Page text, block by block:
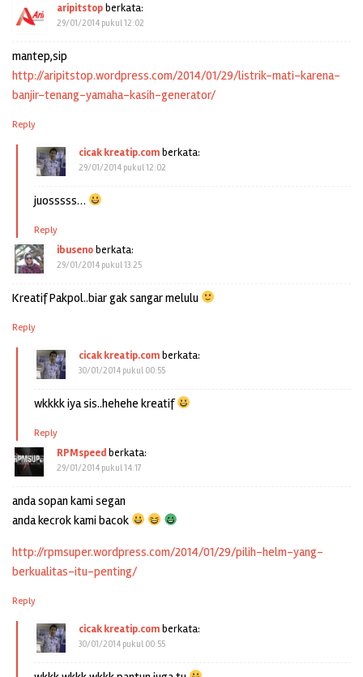
aripitstopberkata:
29/01/2014 pukul 12:02
mantep,sip
http://aripitstop.wordpress.com/2014/01/29/listrik-mati-karena-
banjir-tenang-yamaha-kasih-generator/
Reply
cicak kreatip.comberkata:
29/01/2014 pukul 12:02
juosssss…
Reply
ibusenoberkata:
29/01/2014 pukul 13:25
Kreatif Pakpol..biar gak sangar melulu
Reply
cicak kreatip.comberkata:
30/01/2014 pukul 00:55
wkkkk iya sis..hehehe kreatif
Reply
RPMspeed berkata:
29/01/2014 pukul 14:17
anda sopan kami segan
anda kecrok kami bacok
http://rpmsuper.wordpress.com/2014/01/29/pilih-helm-yang-
berkualitas-itu-penting/
Reply
cicak kreatip.comberkata:
30/01/2014 pukul 00:55